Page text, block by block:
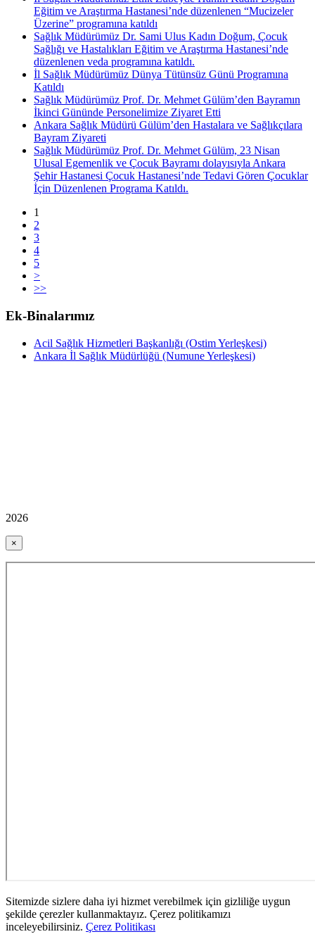
Eğitim ve Araştırma Hastanesi’nde düzenlenen “Mucizeler
Üzerine” programına katıldı
Sağlık Müdürümüz Dr. Sami Ulus Kadın Doğum, Çocuk
Sağlığı ve Hastalıkları Eğitim ve Araştırma Hastanesi’nde
düzenlenen veda programına katıldı.
İl Sağlık Müdürümüz Dünya Tütünsüz Günü Programına
Katıldı
Sağlık Müdürümüz Prof. Dr. Mehmet Gülüm’den Bayramın
İkinci Gününde Personelimize Ziyaret Etti
Ankara Sağlık Müdürü Gülüm’den Hastalara ve Sağlıkçılara
Bayram Ziyareti
Sağlık Müdürümüz Prof. Dr. Mehmet Gülüm, 23 Nisan
Ulusal Egemenlik ve Çocuk Bayramı dolayısıyla Ankara
Şehir Hastanesi Çocuk Hastanesi’nde Tedavi Gören Çocuklar
İçin Düzenlenen Programa Katıldı.
1
2
3
4
5
>
>>
Ek-Binalarımız
Acil Sağlık Hizmetleri Başkanlığı (Ostim Yerleşkesi)
Ankara İl Sağlık Müdürlüğü (Numune Yerleşkesi)
2026
×
Sitemizde sizlere daha iyi hizmet verebilmek için gizliliğe uygun
şekilde çerezler kullanmaktayız. Çerez politikamızı
inceleyebilirsiniz. Çerez Politikası